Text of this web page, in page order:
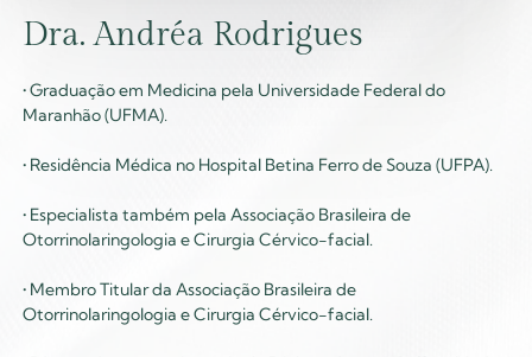
Dra. Andréa Rodrigues
• Graduação em Medicina pela Universidade Federal do
Maranhão (UFMA).
• Residência Médica no Hospital Betina Ferro de Souza (UFPA).
• Especialista também pela Associação Brasileira de
Otorrinolaringologia e Cirurgia Cérvico-facial.
• Membro Titular da Associação Brasileira de
Otorrinolaringologia e Cirurgia Cérvico-facial.